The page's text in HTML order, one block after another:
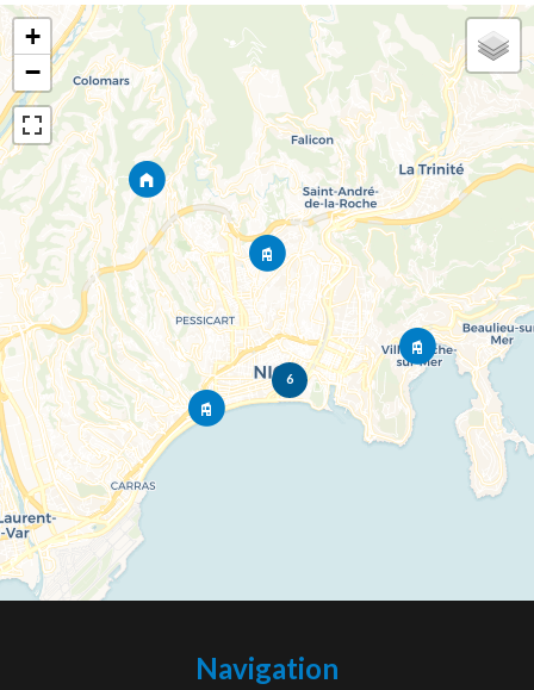
6
+
−
Navigation